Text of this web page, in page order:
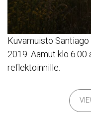
Kuvamuisto
2019. Aamut klo 6.00
reflektoinnille.